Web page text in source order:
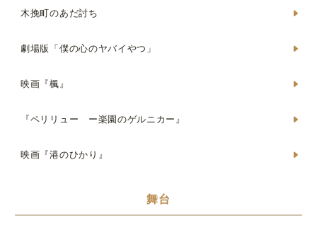
木挽町のあだ討ち
劇場版「僕の心のヤバイやつ」
映画『楓』
『ペリリュー ー楽園のゲルニカー』
映画『港のひかり』
舞台